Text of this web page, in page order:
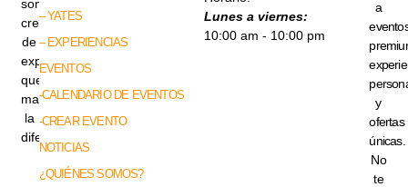
somos
creadores
de
experiencias
que
marcan
la
diferencia.
– YATES
– EXPERIENCIAS
EVENTOS
-CALENDARIO DE EVENTOS
-CREAR EVENTO
NOTICIAS
¿QUIÉNES SOMOS?
Lunes a viernes:
10:00 am - 10:00 pm
a
y
ofertas
únicas.
No
te